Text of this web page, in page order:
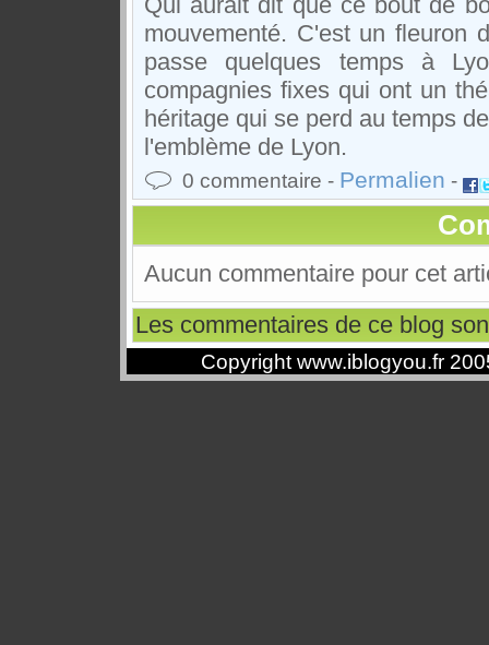
mouvementé. C'est un fleuron
passe quelques temps à
compagnies fixes qui ont un
héritage qui se perd au temps
l'emblème de Lyon.
0 commentaire - Permalien -
Aucun commentaire pour cet
Les commentaires de ce blog
Copyright www.iblogyou.fr